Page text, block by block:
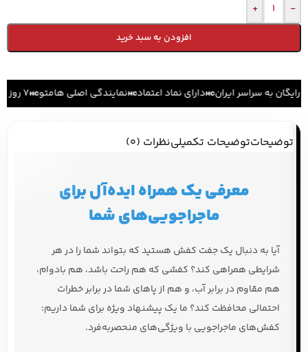
-
+
افزودن به سبد خرید
رایگان به سراسر ایران دارای نماد اعتماد نمایندگی اصلی هامتو ۷ روز ضمانت بازگشت کالا
توضیحاتتوضیحات تکمیلینظرات (0)
معرفی یک همراه ایده‌آل برای
ماجراجویی‌های شما
آیا به دنبال یک جفت کفش هستید که بتواند شما را در هر
شرایطی همراهی کند؟ کفشی که هم راحت باشد، هم بادوام،
هم مقاوم در برابر آب، و هم از پاهای شما در برابر خطرات
احتمالی محافظت کند؟ ما یک پیشنهاد ویژه برای شما داریم:
کفش‌های ماجراجویی با ویژگی‌های منحصربه‌فرد.